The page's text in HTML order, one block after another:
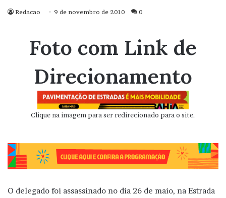
Redacao 9 de novembro de 2010 0
Foto com Link de
Direcionamento
Clique na imagem para ser redirecionado para o site.
O delegado foi assassinado no dia 26 de maio, na Estrada